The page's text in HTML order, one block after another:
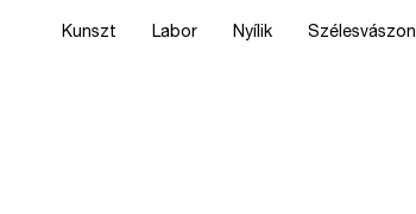
Kunszt Labor Nyílik Szélesvászon